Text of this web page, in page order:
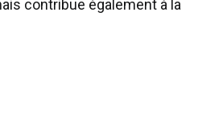
contribue également à la